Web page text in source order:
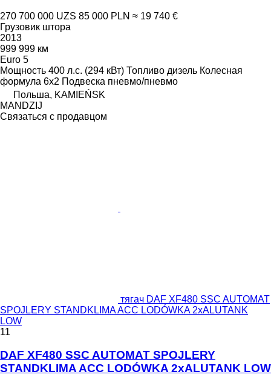
270 700 000 UZS 85 000 PLN ≈ 19 740 €
Грузовик штора
2013
999 999 км
Euro 5
Мощность 400 л.с. (294 кВт) Топливо дизель Колесная
формула 6x2 Подвеска пневмо/пневмо
Польша, KAMIEŃSK
MANDZIJ
Связаться с продавцом
тягач DAF XF480 SSC AUTOMAT
SPOJLERY STANDKLIMA ACC LODÓWKA 2xALUTANK
LOW
11
DAF XF480 SSC AUTOMAT SPOJLERY
STANDKLIMA ACC LODÓWKA 2xALUTANK LOW